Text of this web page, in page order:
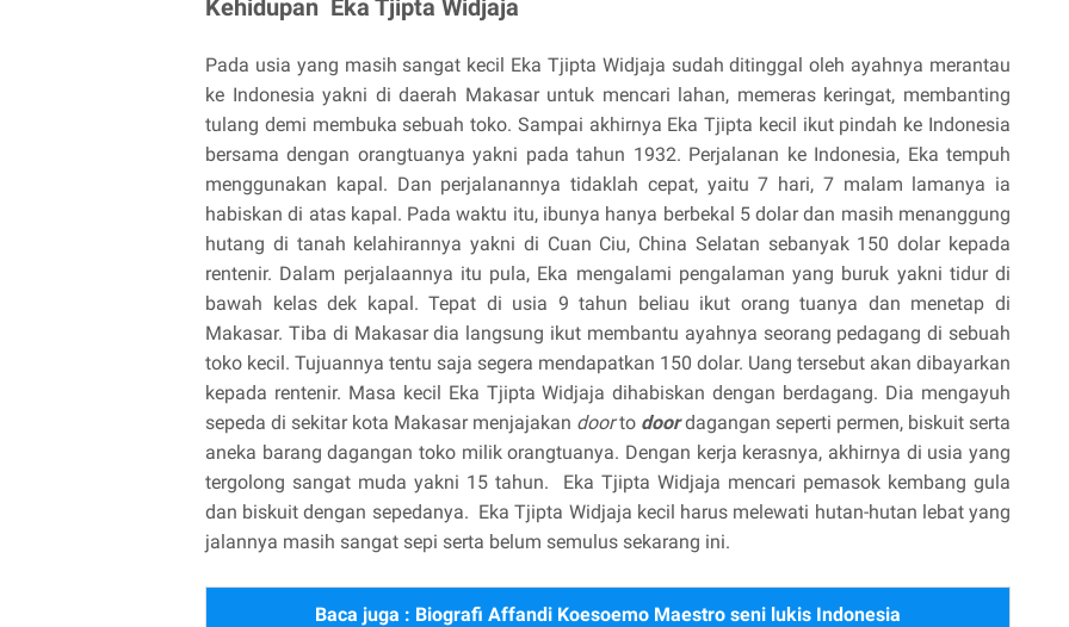
Kehidupan Eka Tjipta Widjaja
Pada usia yang masih sangat kecil Eka Tjipta Widjaja sudah ditinggal oleh ayahnya merantau
ke Indonesia yakni di daerah Makasar untuk mencari lahan, memeras keringat, membanting
tulang demi membuka sebuah toko. Sampai akhirnya Eka Tjipta kecil ikut pindah ke Indonesia
bersama dengan orangtuanya yakni pada tahun 1932. Perjalanan ke Indonesia, Eka tempuh
menggunakan kapal. Dan perjalanannya tidaklah cepat, yaitu 7 hari, 7 malam lamanya ia
habiskan di atas kapal. Pada waktu itu, ibunya hanya berbekal 5 dolar dan masih menanggung
hutang di tanah kelahirannya yakni di Cuan Ciu, China Selatan sebanyak 150 dolar kepada
rentenir. Dalam perjalaannya itu pula, Eka mengalami pengalaman yang buruk yakni tidur di
bawah kelas dek kapal. Tepat di usia 9 tahun beliau ikut orang tuanya dan menetap di
Makasar. Tiba di Makasar dia langsung ikut membantu ayahnya seorang pedagang di sebuah
toko kecil. Tujuannya tentu saja segera mendapatkan 150 dolar. Uang tersebut akan dibayarkan
kepada rentenir. Masa kecil Eka Tjipta Widjaja dihabiskan dengan berdagang. Dia mengayuh
sepeda di sekitar kota Makasar menjajakan doorto doordagangan seperti permen, biskuit serta
aneka barang dagangan toko milik orangtuanya. Dengan kerja kerasnya, akhirnya di usia yang
tergolong sangat muda yakni 15 tahun. Eka Tjipta Widjaja mencari pemasok kembang gula
dan biskuit dengan sepedanya. Eka Tjipta Widjaja kecil harus melewati hutan-hutan lebat yang
jalannya masih sangat sepi serta belum semulus sekarang ini.
Baca juga : Biografi Affandi Koesoemo Maestro seni lukis Indonesia